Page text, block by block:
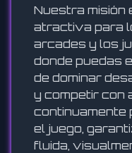
Nuestra misión
atractiva para
arcades y los
donde puedas
de dominar
y competir con
continuamente
el juego,
fluida,